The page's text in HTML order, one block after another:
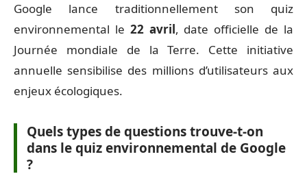
Google lance traditionnellement son quiz
environnemental le 22 avril, date officielle de la
Journée mondiale de la Terre. Cette initiative
annuelle sensibilise des millions d’utilisateurs aux
enjeux écologiques.
Quels types de questions trouve-t-on
dans le quiz environnemental de Google
?